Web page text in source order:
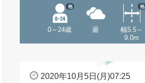
0～24歳
他
曇
幅5.5～
9.0m
他
2020年10月5日(月)07:25